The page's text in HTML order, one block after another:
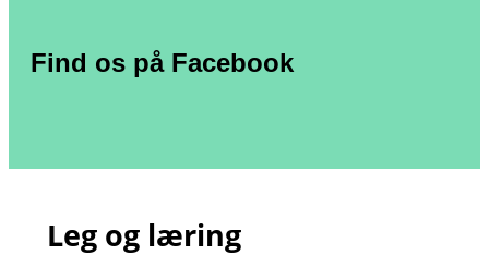
Find os på Facebook
Leg og læring